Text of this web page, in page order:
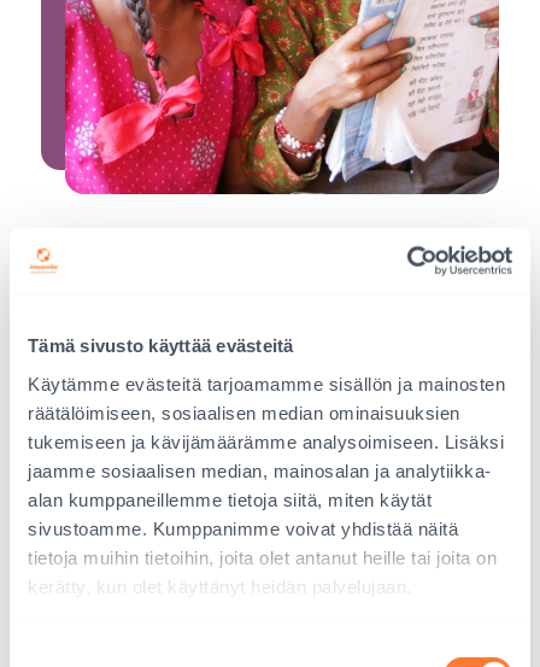
Tämä sivusto käyttää evästeitä
Käytämme evästeitä tarjoamamme sisällön ja mainosten
räätälöimiseen, sosiaalisen median ominaisuuksien
tukemiseen ja kävijämäärämme analysoimiseen. Lisäksi
jaamme sosiaalisen median, mainosalan ja analytiikka-
alan kumppaneillemme tietoja siitä, miten käytät
sivustoamme. Kumppanimme voivat yhdistää näitä
tietoja muihin tietoihin, joita olet antanut heille tai joita on
kerätty, kun olet käyttänyt heidän palvelujaan.
Kampanja­materiaalit
opettajalle ja sponsoreille sekä lisätietoa
Interpedian työstä Länsi-Nepalissa
Ohjeet opettajalle
Ohjeet sponsorille
Interpedian työ Länsi-Nepalissa